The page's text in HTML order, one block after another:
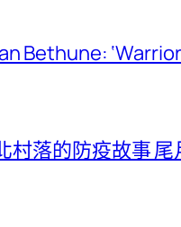
Bethune:
村落的防疫故事